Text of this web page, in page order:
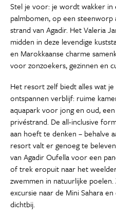
Stel je voor: je wordt wakker in
palmbomen, op een
strand van Agadir. Het Valeria
midden in deze levendige
en Marokkaanse charme
voor zonzoekers, gezinnen en
Het resort zelf biedt alles wat
ontspannen verblijf: ruime
aquapark voor jong en oud,
privéstrand. De all-inclusive
aan hoeft te denken – behalve
resort valt er genoeg te
van Agadir Oufella voor een
of trek eropuit naar het
zwemmen in natuurlijke
excursie naar de Mini Sahara
dichtbij.